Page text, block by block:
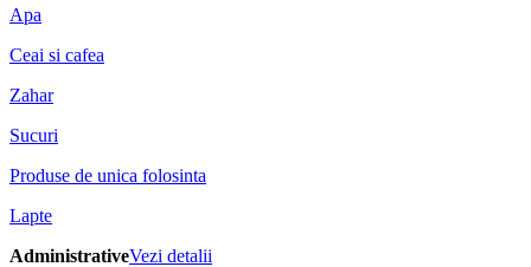
Apa
Ceai si cafea
Zahar
Sucuri
Produse de unica folosinta
Lapte
AdministrativeVezi detalii